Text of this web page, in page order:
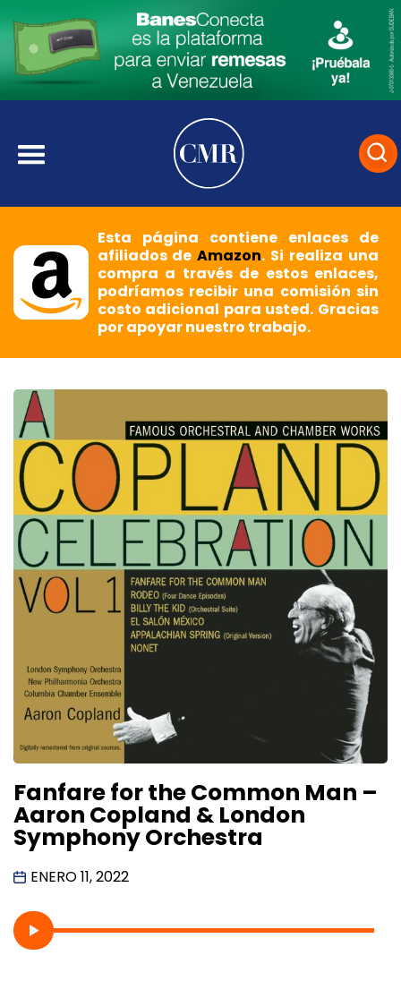
Esta página contiene enlaces de
afiliados deAmazon. Si realiza una
compra a través de estos enlaces,
podríamos recibir una comisión sin
costo adicional para usted. Gracias
por apoyar nuestro trabajo.
Fanfare for the Common Man –
Aaron Copland & London
Symphony Orchestra
ENERO 11, 2022